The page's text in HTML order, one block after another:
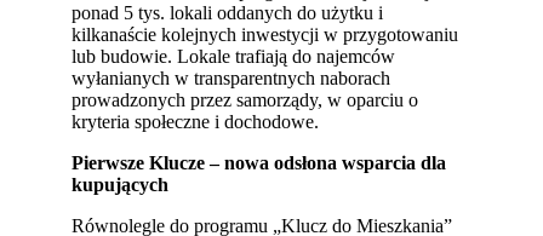
ponad 5 tys. lokali oddanych do użytku i
kilkanaście kolejnych inwestycji w przygotowaniu
lub budowie. Lokale trafiają do najemców
wyłanianych w transparentnych naborach
prowadzonych przez samorządy, w oparciu o
kryteria społeczne i dochodowe.
Pierwsze Klucze – nowa odsłona wsparcia dla
kupujących
Równolegle do programu „Klucz do Mieszkania”